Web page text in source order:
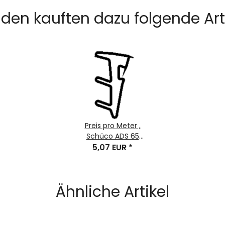
kauften dazu folgende
Preis pro Meter ,
Schüco ADS 65
GLASANLAGEDICHTUNG
5,07 EUR *
Ähnliche Artikel